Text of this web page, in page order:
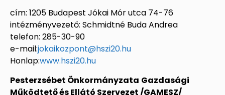
cím: 1205 Budapest Jókai Mór utca 74-76
intézményvezető: Schmidtné Buda Andrea
telefon: 285-30-90
e-mail:jokaikozpont@hszi20.hu
Honlap:www.hszi20.hu
Pesterzsébet Önkormányzata Gazdasági
Működtető és Ellátó Szervezet /GAMESZ/